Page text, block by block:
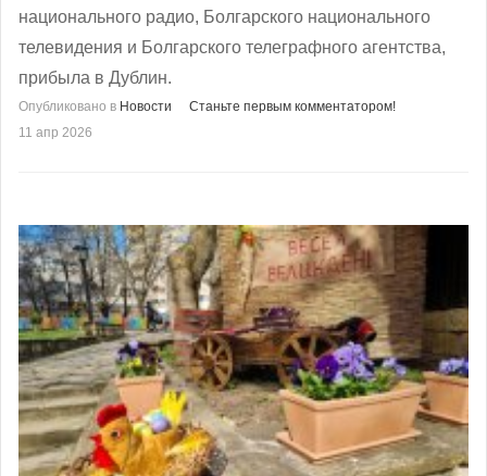
национального радио, Болгарского национального
телевидения и Болгарского телеграфного агентства,
прибыла в Дублин.
Опубликовано в Новости
Станьте первым комментатором!
11 апр 2026